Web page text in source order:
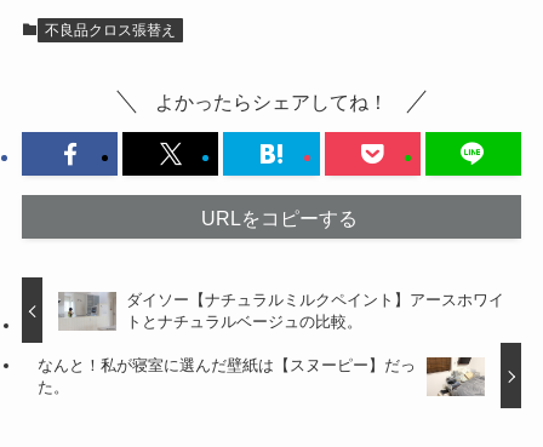
不良品クロス張替え
よかったらシェアしてね！
URLをコピーする
ダイソー【ナチュラルミルクペイント】アースホワイ
トとナチュラルベージュの比較。
なんと！私が寝室に選んだ壁紙は【スヌーピー】だっ
た。